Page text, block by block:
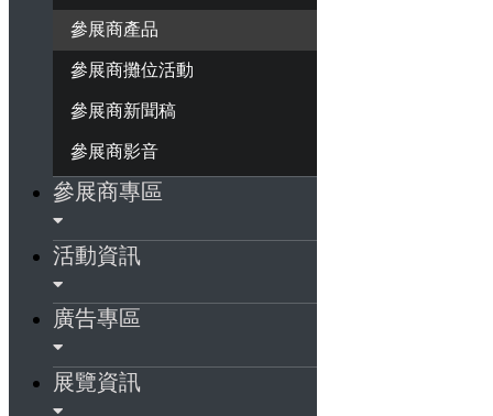
參展商產品
參展商攤位活動
參展商新聞稿
參展商影音
參展商專區
活動資訊
廣告專區
展覽資訊